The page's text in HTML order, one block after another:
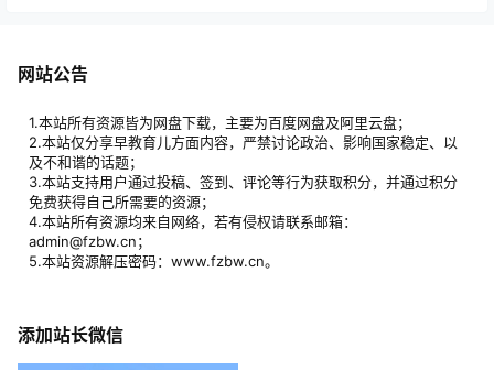
网站公告
1.本站所有资源皆为网盘下载，主要为百度网盘及阿里云盘；
2.本站仅分享早教育儿方面内容，严禁讨论政治、影响国家稳定、以
及不和谐的话题；
3.本站支持用户通过投稿、签到、评论等行为获取积分，并通过积分
免费获得自己所需要的资源；
4.本站所有资源均来自网络，若有侵权请联系邮箱：
admin@fzbw.cn；
5.本站资源解压密码：www.fzbw.cn。
添加站长微信